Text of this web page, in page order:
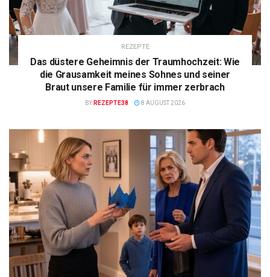
REZEPTE
Das düstere Geheimnis der Traumhochzeit: Wie
die Grausamkeit meines Sohnes und seiner
Braut unsere Familie für immer zerbrach
BY REZEPTE38 8 AUGUST 2026